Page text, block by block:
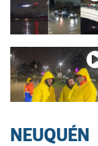
NEUQUÉN